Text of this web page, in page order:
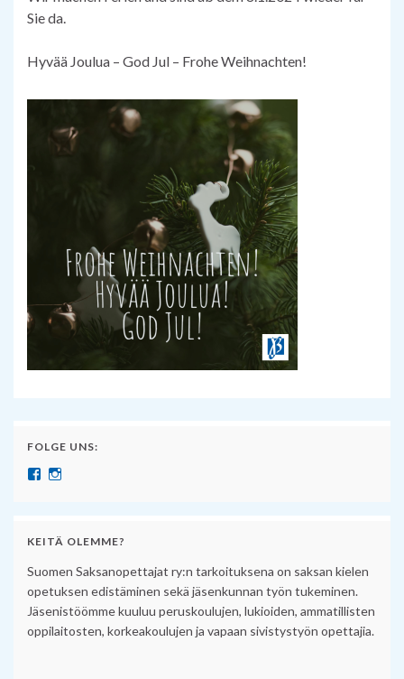
Sie da.
Hyvää Joulua – God Jul – Frohe Weihnachten!
FOLGE UNS:
Näytä SuomenSaksanopettajat:n profiili Facebook palvelussa
KEITÄ OLEMME?
Suomen Saksanopettajat ry:n tarkoituksena on saksan kielen
opetuksen edistäminen sekä jäsenkunnan työn tukeminen.
Jäsenistöömme kuuluu peruskoulujen, lukioiden, ammatillisten
oppilaitosten, korkeakoulujen ja vapaan sivistystyön opettajia.